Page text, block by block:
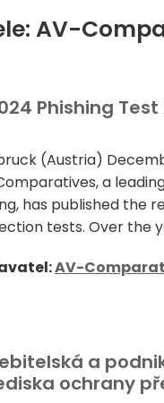
AV-
Phishing Test
(Austria)
a
has published the
tests. Over the
AV-
a
ochrany